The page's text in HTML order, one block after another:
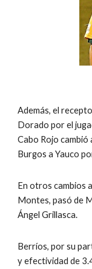
Además, el
Dorado por el
Cabo Rojo
Burgos a Yauco
En otros cambios
Montes, pasó de
Ángel Grillasca.
Berríos, por su
y efectividad de